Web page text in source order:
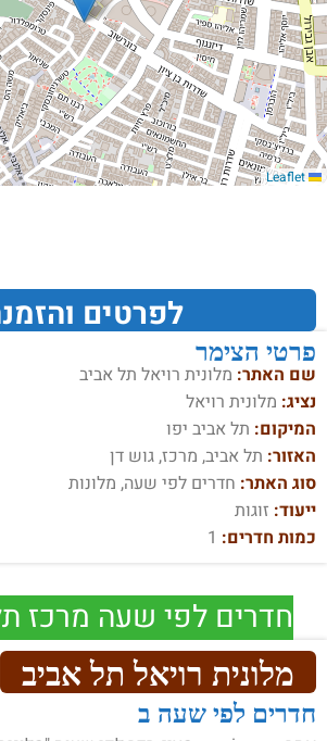
לפרטים
פרטי הצימר
שם האתר: מלונית רויאל תל אביב
נציג: מלונית רויאל
המיקום: תל אביב יפו
האזור: תל אביב, מרכז, גוש דן
סוג האתר: חדרים לפי שעה, מלונות
ייעוד: זוגות
כמות חדרים: 1
חדרים לפי שעה מרכז
מלונית רויאל תל אביב
חדרים לפי שעה ב